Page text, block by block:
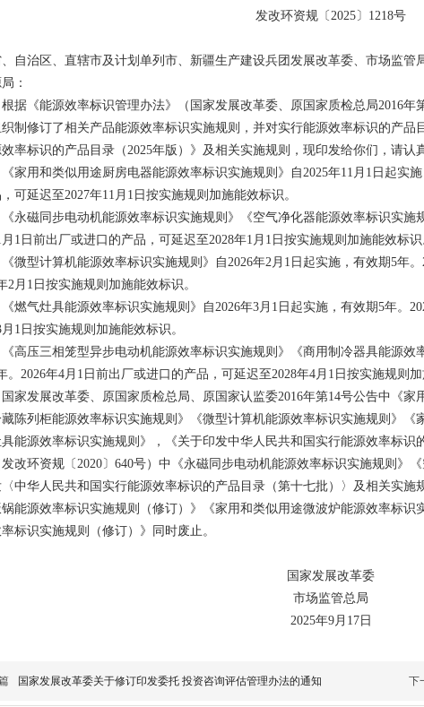
发改环资规〔2025〕1218号
自治区、直辖市及计划单列市、新疆生产建设兵团发展改革委、市场监
：
《能源效率标识管理办法》（国家发展改革委、原国家质检总局2016年
织制修订了相关产品能源效率标识实施规则，并对实行能源效率标识的产
率标识的产品目录（2025年版）》及相关实施规则，现印发给你们，请认
用和类似用途厨房电器能源效率标识实施规则》自2025年11月1日起实施
可延迟至2027年11月1日按实施规则加施能效标识。
磁同步电动机能源效率标识实施规则》《空气净化器能源效率标识实施
月1日前出厂或进口的产品，可延迟至2028年1月1日按实施规则加施能效标识
型计算机能源效率标识实施规则》自2026年2月1日起实施，有效期5年。
2月1日按实施规则加施能效标识。
气灶具能源效率标识实施规则》自2026年3月1日起实施，有效期5年。
1日按实施规则加施能效标识。
压三相笼型异步电动机能源效率标识实施规则》《商用制冷器具能源效
。2026年4月1日前出厂或进口的产品，可延迟至2028年4月1日按实施规则加
发展改革委、原国家质检总局、原国家认监委2016年第14号公告中《家
陈列柜能源效率标识实施规则》《微型计算机能源效率标识实施规则》
能源效率标识实施规则》，《关于印发中华人民共和国实行能源效率标识
发改环资规〔2020〕640号）中《永磁同步电动机能源效率标识实施规则》
〈中华人民共和国实行能源效率标识的产品目录（第十七批）〉及相关实施
锅能源效率标识实施规则（修订）》《家用和类似用途微波炉能源效率标
标识实施规则（修订）》同时废止。
国家发展改革委
市场监管总局
2025年9月17日
国家发展改革委关于修订印发委托 投资咨询评估管理办法的通知 下